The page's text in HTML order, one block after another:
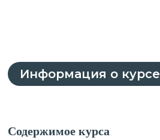
Информация о курсе
Содержимое курса